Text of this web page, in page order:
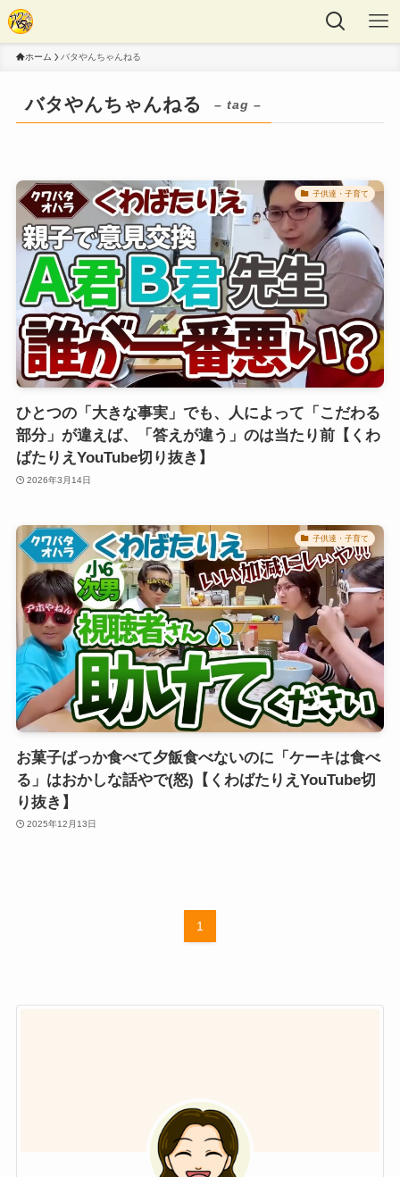
ホーム バタやんちゃんねる
バタやんちゃんねる – tag –
子供達・子育て
ひとつの「大きな事実」でも、人によって「こだわる
部分」が違えば、「答えが違う」のは当たり前【くわ
ばたりえYouTube切り抜き】
2026年3月14日
子供達・子育て
お菓子ばっか食べて夕飯食べないのに「ケーキは食べ
る」はおかしな話やで(怒)【くわばたりえYouTube切
り抜き】
2025年12月13日
1